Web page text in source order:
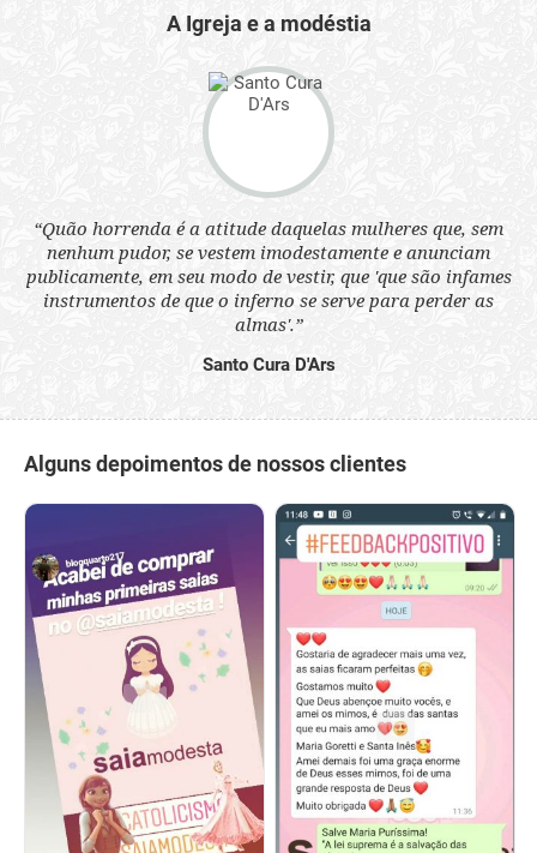
A Igreja e a modéstia
“Quão horrenda é a atitude daquelas mulheres que, sem
nenhum pudor, se vestem imodestamente e anunciam
publicamente, em seu modo de vestir, que 'que são infames
instrumentos de que o inferno se serve para perder as
almas'.”
Santo Cura D'Ars
Alguns depoimentos de nossos clientes